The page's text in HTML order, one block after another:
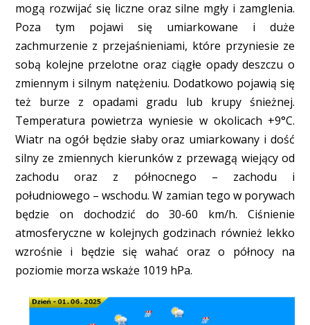
mogą rozwijać się liczne oraz silne mgły i zamglenia.
Poza tym pojawi się umiarkowane i duże
zachmurzenie z przejaśnieniami, które przyniesie ze
sobą kolejne przelotne oraz ciągłe opady deszczu o
zmiennym i silnym natężeniu. Dodatkowo pojawią się
też burze z opadami gradu lub krupy śnieżnej.
Temperatura powietrza wyniesie w okolicach +9°C.
Wiatr na ogół będzie słaby oraz umiarkowany i dość
silny ze zmiennych kierunków z przewagą wiejący od
zachodu oraz z północnego – zachodu i
południowego – wschodu. W zamian tego w porywach
będzie on dochodzić do 30-60 km/h. Ciśnienie
atmosferyczne w kolejnych godzinach również lekko
wzrośnie i będzie się wahać oraz o północy na
poziomie morza wskaże 1019 hPa.